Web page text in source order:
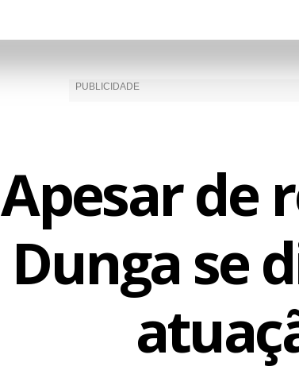
Apesar de
Dunga se